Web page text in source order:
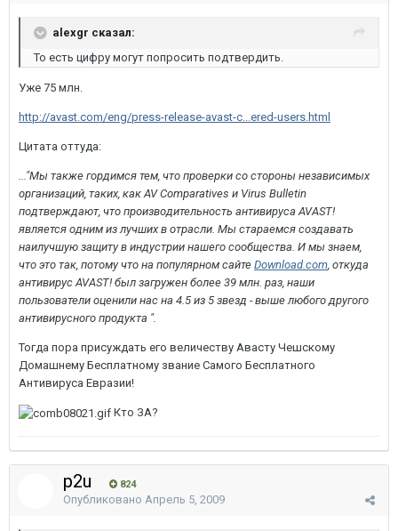
alexgr сказал:
То есть цифру могут попросить подтвердить.
Уже 75 млн.
http://avast.com/eng/press-release-avast-c...ered-users.html
Цитата оттуда:
..."Мы также гордимся тем, что проверки со стороны независимых
организаций, таких, как AV Comparatives и Virus Bulletin
подтверждают, что производительность антивируса AVAST!
является одним из лучших в отрасли. Мы стараемся создавать
наилучшую защиту в индустрии нашего сообщества. И мы знаем,
что это так, потому что на популярном сайте Download.com, откуда
антивирус AVAST! был загружен более 39 млн. раз, наши
пользователи оценили нас на 4.5 из 5 звезд - выше любого другого
антивирусного продукта ".
Тогда пора присуждать его величеству Авасту Чешскому
Домашнему Бесплатному звание Самого Бесплатного
Антивируса Евразии!
Кто ЗА?
p2u 824
Опубликовано Апрель 5, 2009